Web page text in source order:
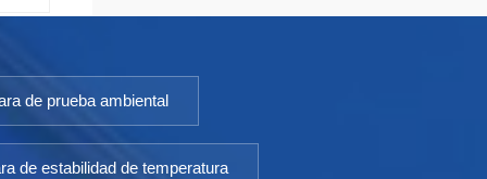
de prueba ambiental
de estabilidad de temperatura